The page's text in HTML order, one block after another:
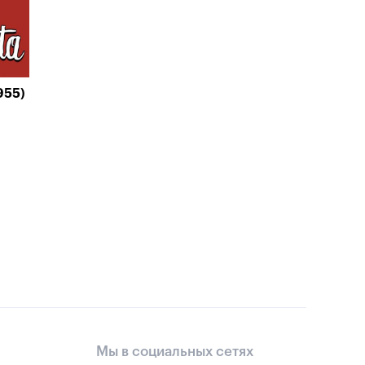
Мы в социальных сетях